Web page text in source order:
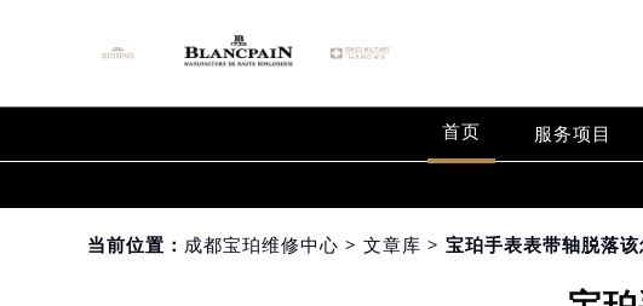
首页 服务项目
当前位置： 成都宝珀维修中心 > 文章库 > 宝珀手表表带轴脱落该